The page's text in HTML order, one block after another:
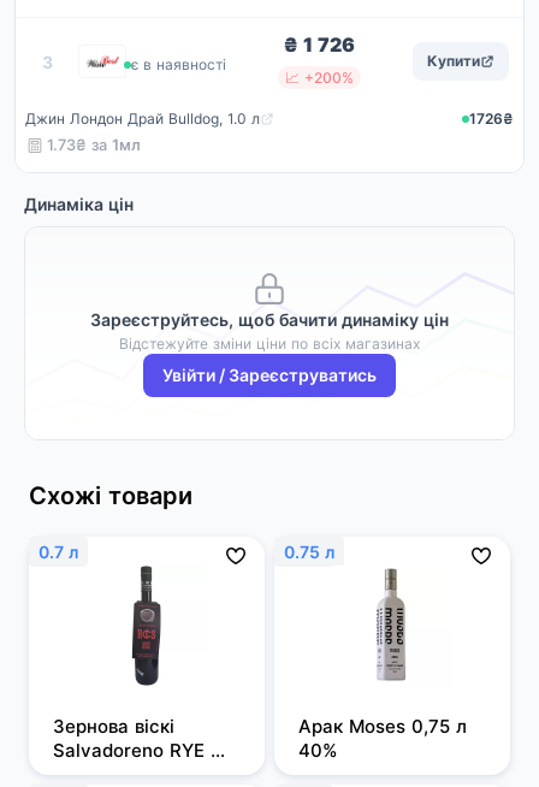
3 WineBest
є в наявності
₴ 1 726
📈 +200%
Купити
Джин Лондон Драй Bulldog, 1.0 л
1726₴
1.73₴ за 1мл
Динаміка цін
Зареєструйтесь, щоб бачити динаміку цін
Відстежуйте зміни ціни по всіх магазинах
Увійти / Зареєструватись
Схожі товари
0.7 л
Зернова віскі
Salvadoreno RYE
0,7л 50%
0.75 л
Арак Moses 0,75 л
40%